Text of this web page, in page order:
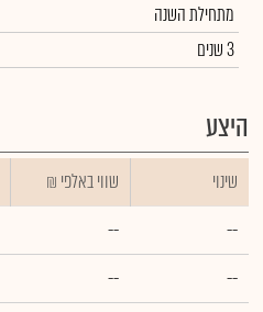
מתחילת השנה
3 שנים
היצע
שינוי ₪ שווי באלפי
--
--
--
--